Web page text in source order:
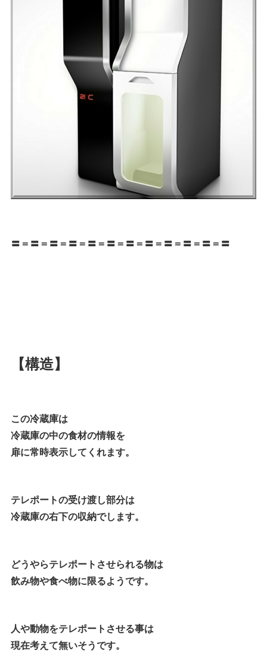
〓＝〓＝〓＝〓＝〓＝〓＝〓＝〓＝〓＝〓＝〓＝〓
【構造】
この冷蔵庫は
冷蔵庫の中の食材の情報を
扉に常時表示してくれます。
テレポートの受け渡し部分は
冷蔵庫の右下の収納でします。
どうやらテレポートさせられる物は
飲み物や食べ物に限るようです。
人や動物をテレポートさせる事は
現在考えて無いそうです。